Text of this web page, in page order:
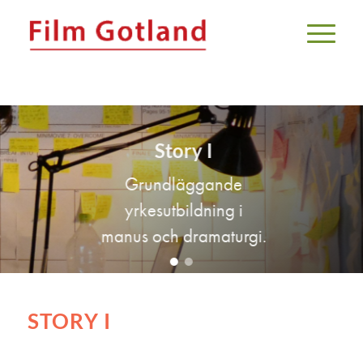
Story I
Grundläggande
yrkesutbildning i
manus och dramaturgi.
STORY I